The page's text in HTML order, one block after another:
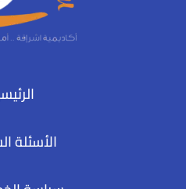
الأسئلة